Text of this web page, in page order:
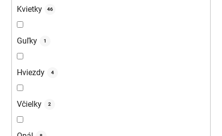
Kvietky 46
Guľky 1
Hviezdy 4
Včielky 2